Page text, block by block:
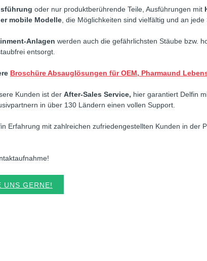
oder nur produktberührende Teile, Ausführungen mit
mobile Modelle, die Möglichkeiten sind vielfältig und an jede
Anlagen werden auch die gefährlichsten Stäube bzw.
entsorgt.
Broschüre Absauglösungen für OEM, Pharmaund
Kunden ist der After-Sales Service, hier garantiert Delfin
in über 130 Ländern einen vollen Support.
Erfahrung mit zahlreichen zufriedengestellten Kunden in der
UNS GERNE!